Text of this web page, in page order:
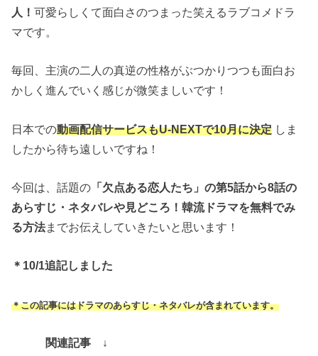
人！可愛らしくて面白さのつまった笑えるラブコメドラ
マです。
毎回、主演の二人の真逆の性格がぶつかりつつも面白お
かしく進んでいく感じが微笑ましいです！
日本での動画配信サービスもU-NEXTで10月に決定 しま
したから待ち遠しいですね！
今回は、話題の 「欠点ある恋人たち」の第5話から8話の
あらすじ・ネタバレや見どころ！韓流ドラマを無料でみ
る方法までお伝えしていきたいと思います！
＊10/1追記しました
＊この記事にはドラマのあらすじ・ネタバレが含まれています。
関連記事 ↓